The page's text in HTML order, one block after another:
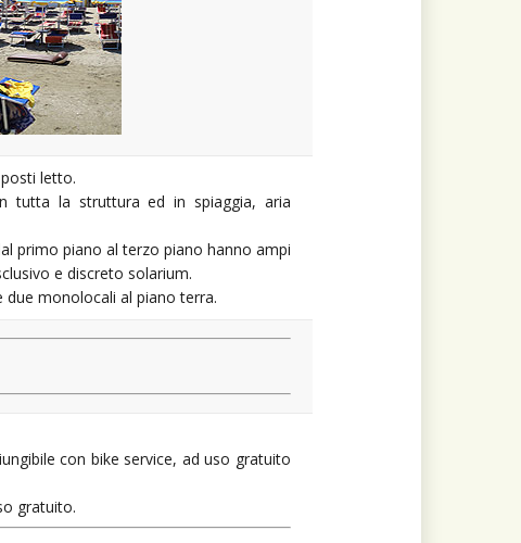
letto.
tutta la struttura ed in spiaggia, aria
primo piano al terzo piano hanno ampi
e discreto solarium.
due monolocali al piano terra.
con bike service, ad uso gratuito
gratuito.